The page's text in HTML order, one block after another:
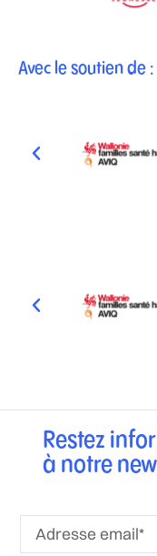
Avec le soutien de :
Restez
à notre